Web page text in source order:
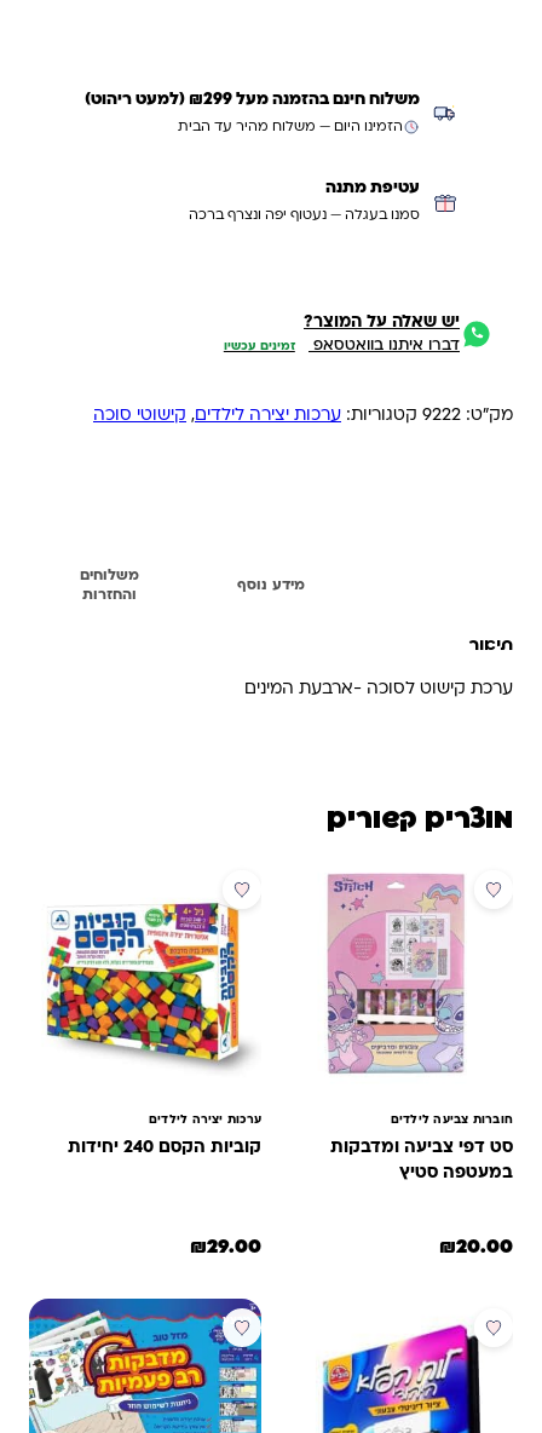
משלוח חינם בהזמנה מעל ₪299 (למעט ריהוט)
הזמינו היום — משלוח מהיר עד הבית
עטיפת מתנה
סמנו בעגלה — נעטוף יפה ונצרף ברכה
יש שאלה על המוצר?
דברו איתנו בוואטסאפ זמינים עכשיו
מק"ט: 9222 קטגוריות: ערכות יצירה לילדים, קישוטי סוכה
מידע נוסף
משלוחים
והחזרות
תיאור
ערכת קישוט לסוכה -ארבעת המינים
מוצרים קשורים
חוברות צביעה לילדים
סט דפי צביעה ומדבקות
במעטפה סטיץ
₪20.00
ערכות יצירה לילדים
קוביות הקסם 240 יחידות
₪29.00
מבצע מבצע